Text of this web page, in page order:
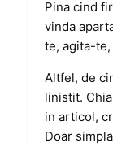
Pina cind
vinda
te, agita-
Altfel, de
linistit.
in articol,
Doar